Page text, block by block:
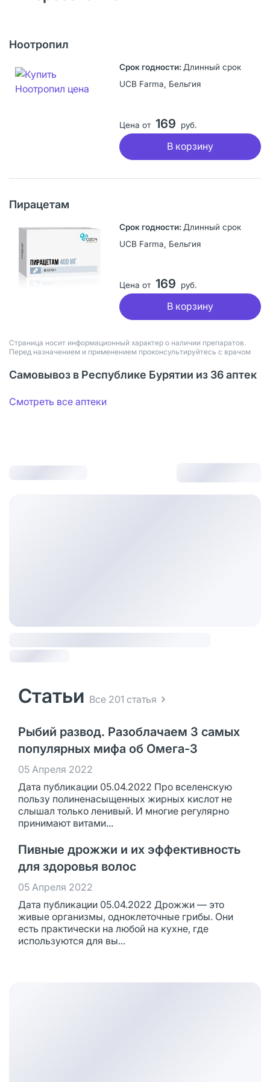
Ноотропил
Длинный срок
UCB Farma, Бельгия
Цена от 169 руб.
В корзину
Пирацетам
Длинный срок
UCB Farma, Бельгия
Цена от 169 руб.
В корзину
Страница носит информационный характер о наличии препаратов.
Перед назначением и применением проконсультируйтесь с врачом
Самовывоз в Республике Бурятии из 36 аптек
Смотреть все аптеки
Статьи Все 201 статья
Рыбий развод. Разоблачаем 3 самых
популярных мифа об Омега-3
05 Апреля 2022
Дата публикации 05.04.2022 Про вселенскую
пользу полиненасыщенных жирных кислот не
слышал только ленивый. И многие регулярно
принимают витами...
Пивные дрожжи и их эффективность
для здоровья волос
05 Апреля 2022
Дата публикации 05.04.2022 Дрожжи — это
живые организмы, одноклеточные грибы. Они
есть практически на любой на кухне, где
используются для вы...